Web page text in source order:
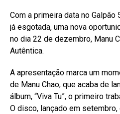
Com a primeira data no
já esgotada, uma nova
no dia 22 de dezembro, Manu
Autêntica.
A apresentação marca um
de Manu Chao, que acaba de
álbum, “Viva Tu”, o primeiro
O disco, lançado em